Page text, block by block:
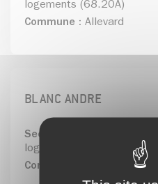
logements (68.20A)
Commune : Allevard
BLANC ANDRE
Secteur d'activité (Code
logements (68.20A)
Commune :